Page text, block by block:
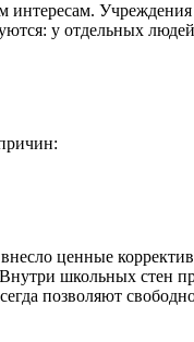
интересам.
у отдельных
ценные
школьных стен
позволяют